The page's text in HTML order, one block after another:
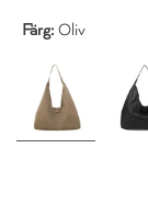
Färg: Oliv